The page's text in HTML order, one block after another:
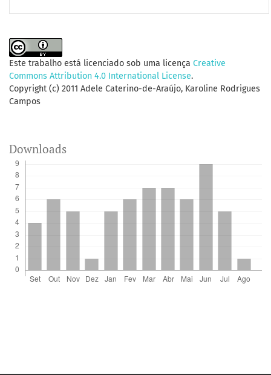
Este trabalho está licenciado sob uma licença Creative
Commons Attribution 4.0 International License.
Copyright (c) 2011 Adele Caterino-de-Araújo, Karoline Rodrigues
Campos
Downloads